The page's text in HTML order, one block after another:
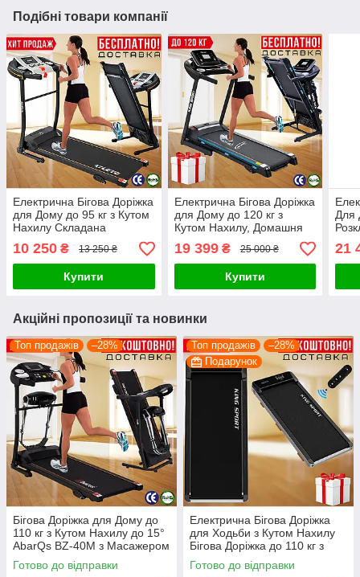
Подібні товари компанії
Електрична Бігова Доріжка
для Дому до 95 кг з Кутом
Нахилу Складана
Компактна Atleto A9
10 250 ₴ 13 250 ₴
Купити
Електрична Бігова Доріжка
для Дому до 120 кг з
Кутом Нахилу, Домашня
Бігова Доріжка Kingsport
T350
19 399₴ 25 000 ₴
Купити
Для
з
425
21
Акційні пропозиції та новинки
Топ продажів –28%
Бігова Доріжка для Дому до
110 кг з Кутом Нахилу до 15°
AbarQs BZ-40М з Масажером
Розкладна Электрична Бігова
Доріжка Польща
Готово до відправки
Топ продажів
–28%
Подарунок
Електрична Бігова Доріжка
для Ходьби з Кутом Нахилу
Бігова Доріжка до 110 кг з
Пультом King Sport T-110 для
Дому
Готово до відправки